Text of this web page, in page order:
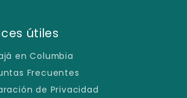
útiles
en Columbia
Frecuentes
de Privacidad